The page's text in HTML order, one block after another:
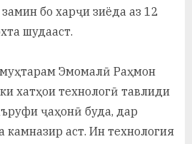
бо харҷи зиёда аз 12
шудааст.
Эмомалӣ Раҳмон
хатҳои технологӣ тавлиди
ҷаҳонӣ буда, дар
камназир аст. Ин технология